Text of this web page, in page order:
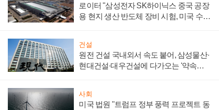
로이터 "삼성전자 SK하이닉스 중국 공장
용 현지 생산 반도체 장비 시험, 미국 수출
건설
원전 건설 국내외서 속도 붙어, 삼성물산·
현대건설·대우건설에 다가오는 '약속의
사회
미국 법원 "트럼프 정부 풍력 프로젝트 동